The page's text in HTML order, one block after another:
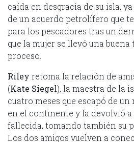
caída en desgracia de su isla,
de un acuerdo petrolífero que
para los pescadores tras un
que la mujer se llevó una
proceso.
Riley retoma la relación de
(Kate Siegel), la maestra de la
cuatro meses que escapó de
en el continente y la devolvió a
fallecida, tomando también su
Los dos amigos vuelven a